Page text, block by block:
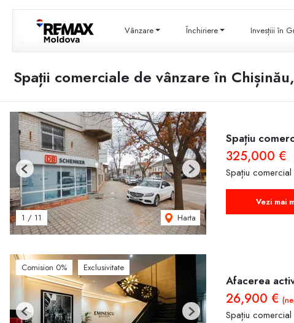
Vânzare Închiriere Invesțiii în
Spații comerciale de vânzare în
1 / 11 Harta
Previous Next
Spațiu
325,000 €
Spațiu
Vezi mai
Comision 0% Exclusivitate
Previous Next
Afacerea
26,900 €
Spațiu